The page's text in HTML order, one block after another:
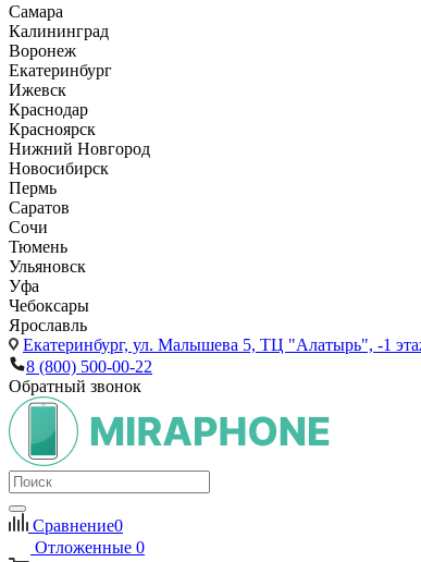
Самара
Калининград
Воронеж
Екатеринбург
Ижевск
Краснодар
Красноярск
Нижний Новгород
Новосибирск
Пермь
Саратов
Сочи
Тюмень
Ульяновск
Уфа
Чебоксары
Ярославль
Екатеринбург, ул. Малышева 5, ТЦ "Алатырь", -1
8 (800) 500-00-22
Обратный звонок
Сравнение0
Отложенные 0